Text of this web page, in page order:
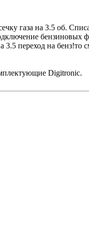
газа на 3.5 об.
бензиновых
переход на бенз!то
Digitronic.